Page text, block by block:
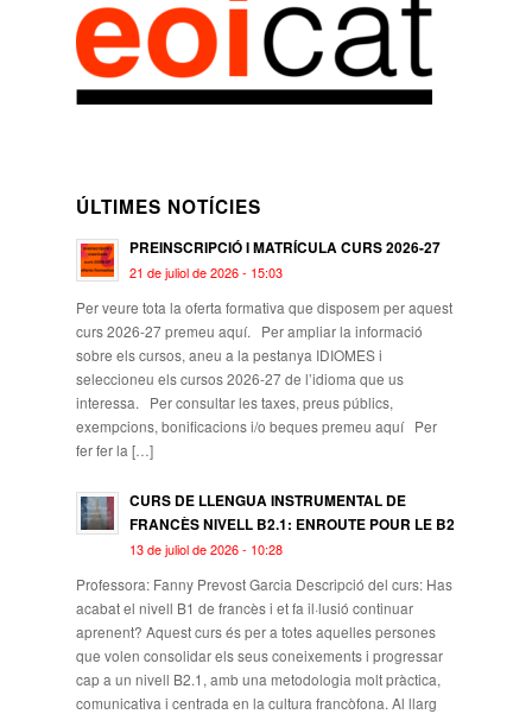
ÚLTIMES NOTÍCIES
PREINSCRIPCIÓ I MATRÍCULA CURS 2026-27
21 de juliol de 2026 - 15:03
Per veure tota la oferta formativa que disposem per aquest
curs 2026-27 premeu aquí. Per ampliar la informació
sobre els cursos, aneu a la pestanya IDIOMES i
seleccioneu els cursos 2026-27 de l’idioma que us
interessa. Per consultar les taxes, preus públics,
exempcions, bonificacions i/o beques premeu aquí Per
fer fer la […]
CURS DE LLENGUA INSTRUMENTAL DE
FRANCÈS NIVELL B2.1: ENROUTE POUR LE B2
13 de juliol de 2026 - 10:28
Professora: Fanny Prevost Garcia Descripció del curs: Has
acabat el nivell B1 de francès i et fa il·lusió continuar
aprenent? Aquest curs és per a totes aquelles persones
que volen consolidar els seus coneixements i progressar
cap a un nivell B2.1, amb una metodologia molt pràctica,
comunicativa i centrada en la cultura francòfona. Al llarg